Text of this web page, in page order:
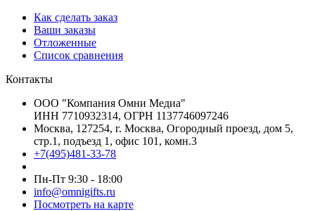
Как сделать заказ
Ваши заказы
Отложенные
Список сравнения
Контакты
ООО "Компания Омни Медиа"
ИНН 7710932314, ОГРН 1137746097246
Москва, 127254, г. Москва, Огородный проезд, дом 5,
стр.1, подъезд 1, офис 101, комн.3
+7(495)481-33-78
Пн-Пт 9:30 - 18:00
info@omnigifts.ru
Посмотреть на карте